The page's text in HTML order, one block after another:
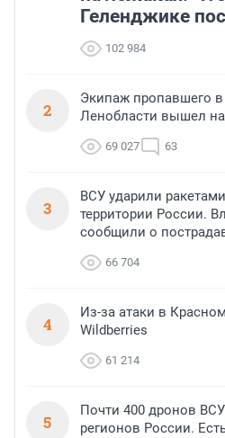
Геленджике
102 984
2
Экипаж пропавшего
Ленобласти вышел
69 027 63
3
ВСУ ударили
территории России.
сообщили о
66 704
4
Из-за атаки в
Wildberries
61 214
5
Почти 400 дронов
регионов России.